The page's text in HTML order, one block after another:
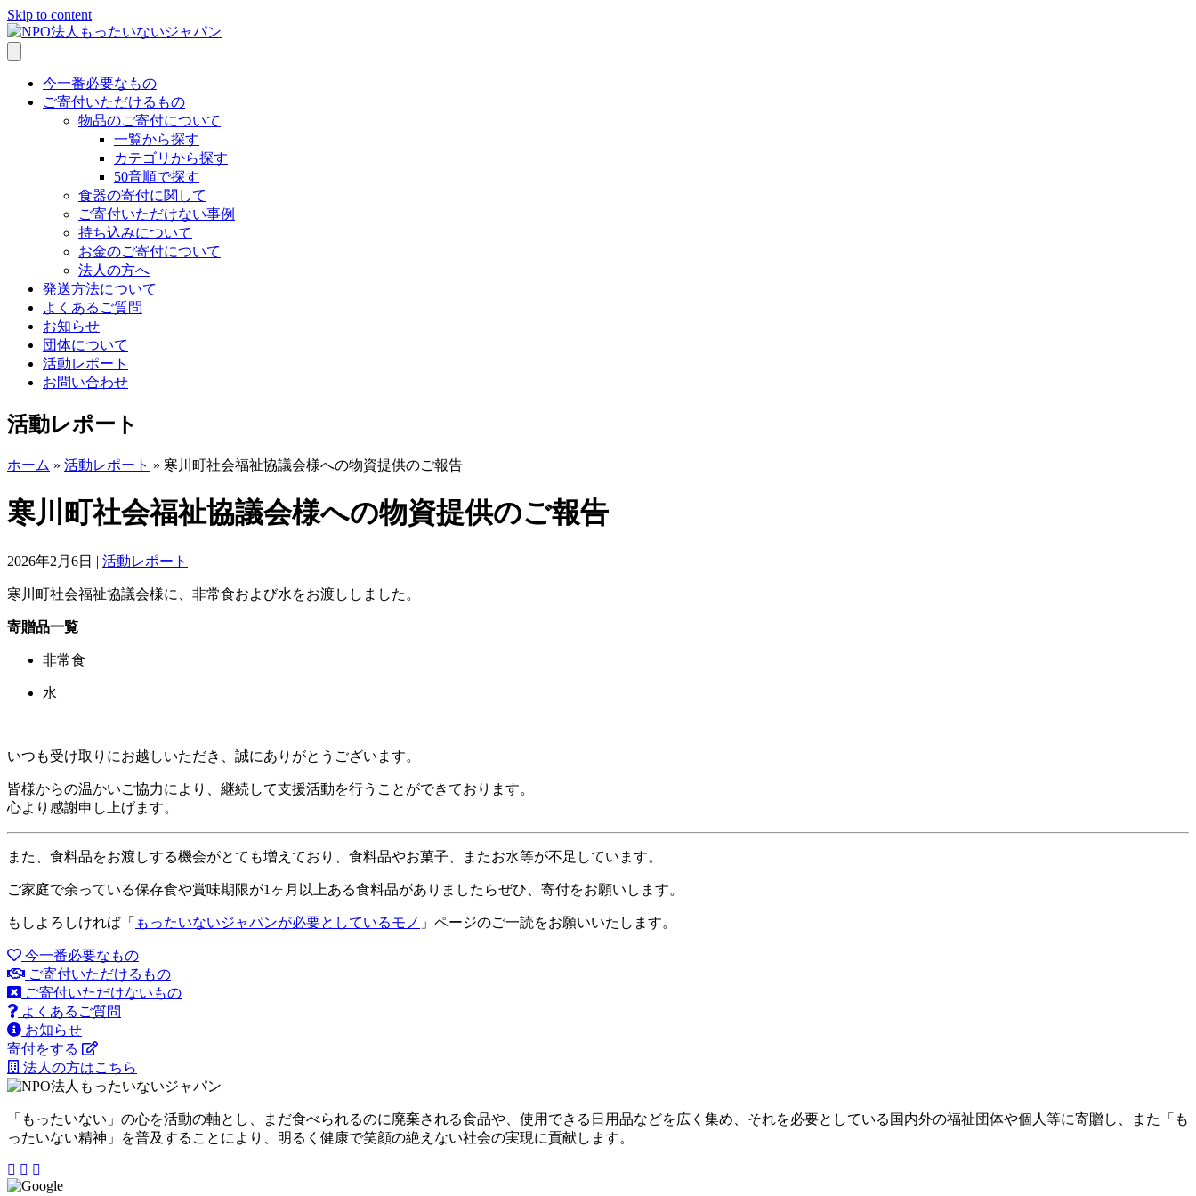
Skip to content
今一番必要なもの
ご寄付いただけるもの
物品のご寄付について
一覧から探す
カテゴリから探す
50音順で探す
食器の寄付に関して
ご寄付いただけない事例
持ち込みについて
お金のご寄付について
法人の方へ
発送方法について
よくあるご質問
お知らせ
団体について
活動レポート
お問い合わせ
活動レポート
ホーム » 活動レポート » 寒川町社会福祉協議会様への物資提供のご報告
寒川町社会福祉協議会様への物資提供のご報告
2026年2月6日 | 活動レポート
寒川町社会福祉協議会様に、非常食および水をお渡ししました。
寄贈品一覧
非常食
水
いつも受け取りにお越しいただき、誠にありがとうございます。
皆様からの温かいご協力により、継続して支援活動を行うことができております。
心より感謝申し上げます。
また、食料品をお渡しする機会がとても増えており、食料品やお菓子、またお水等が不足しています。
ご家庭で余っている保存食や賞味期限が1ヶ月以上ある食料品がありましたらぜひ、寄付をお願いします。
もしよろしければ「 もったいないジャパンが必要としているモノ 」ページのご一読をお願いいたします。
今一番必要なもの
ご寄付いただけるもの
ご寄付いただけないもの
よくあるご質問
お知らせ
寄付をする
法人の方はこちら
「もったいない」の心を活動の軸とし、まだ食べられるのに廃棄される食品や、使用できる日用品などを広く集め、それを必要としている国内外の福祉団体や個人等に寄贈し、また「も
ったいない精神」を普及することにより、明るく健康で笑顔の絶えない社会の実現に貢献します。